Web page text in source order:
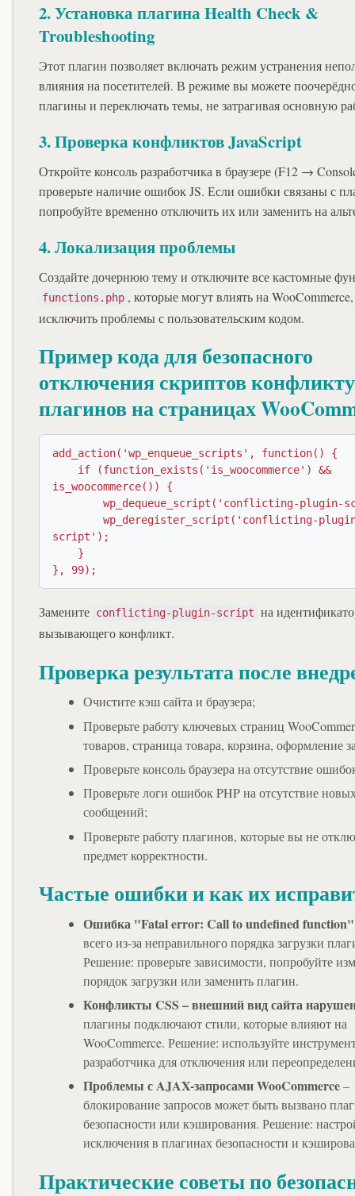
2. Установка плагина Health Check &
Troubleshooting
Этот плагин позволяет включать режим устранения
влияния на посетителей. В режиме вы можете
плагины и переключать темы, не затрагивая основную
3. Проверка конфликтов JavaScript
Откройте консоль разработчика в браузере (F12 →
проверьте наличие ошибок JS. Если ошибки связаны с
попробуйте временно отключить их или заменить на
4. Локализация проблемы
Создайте дочернюю тему и отключите все кастомные
functions.php , которые могут влиять на
исключить проблемы с пользовательским кодом.
Пример кода для безопасного
отключения скриптов
плагинов на страницах
add_action('wp_enqueue_scripts', function() {
is_woocommerce()) {
script');
}, 99);
Замените conflicting-plugin-script на
вызывающего конфликт.
Проверка результата после
Очистите кэш сайта и браузера;
Проверьте работу ключевых страниц
товаров, страница товара, корзина, оформление
Проверьте консоль браузера на отсутствие
Проверьте логи ошибок PHP на отсутствие
сообщений;
Проверьте работу плагинов, которые вы не
предмет корректности.
Частые ошибки и как их
Ошибка "Fatal error: Call to undefined function"
всего из-за неправильного порядка загрузки
Решение: проверьте зависимости, попробуйте
порядок загрузки или заменить плагин.
Конфликты CSS – внешний вид сайта
плагины подключают стили, которые влияют на
WooCommerce. Решение: используйте
разработчика для отключения или
Проблемы с AJAX-запросами WooCommerce–
блокирование запросов может быть вызвано
безопасности или кэширования. Решение:
исключения в плагинах безопасности и
Практические советы по